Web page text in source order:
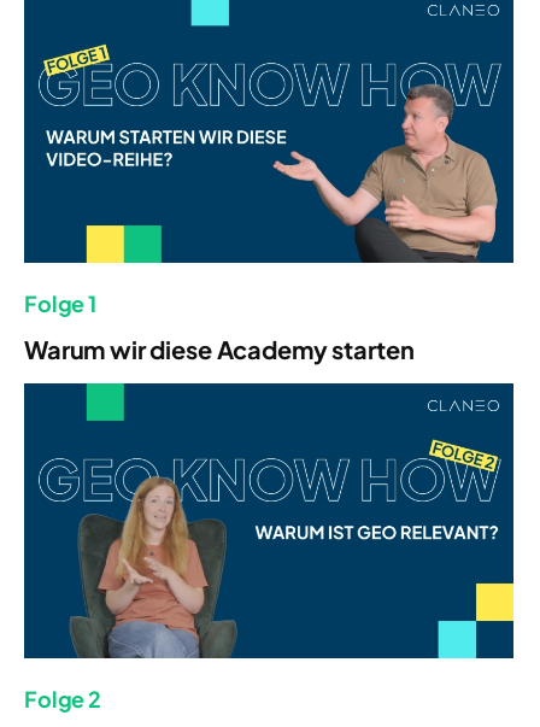
Folge 1
Warum wir diese Academy starten
Folge 2